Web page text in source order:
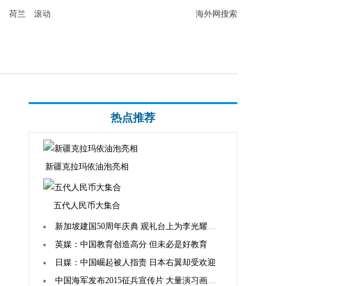
海外网搜索
荷兰 滚动
热点推荐
新疆克拉玛依油泡亮相
五代人民币大集合
新加坡建国50周年庆典 观礼台上为李光耀留空椅
英媒：中国教育创造高分 但未必是好教育
日媒：中国崛起被人指责 日本右翼却受欢迎
中国海军发布2015征兵宣传片 大量演习画面曝光